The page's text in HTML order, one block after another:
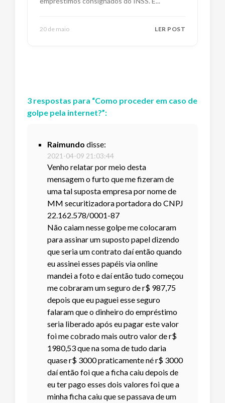
20 de maio LER POST
3 respostas para “Como proceder em caso de
golpe pela internet?”:
Raimundo disse:
2021-04-09 21:03:44
Venho relatar por meio desta
mensagem o furto que me fizeram de
uma tal suposta empresa por nome de
MM securitizadora portadora do CNPJ
22.162.578/0001-87
Não caiam nesse golpe me colocaram
para assinar um suposto papel dizendo
que seria um contrato daí então quando
eu assinei esses papéis via online
mandei a foto e daí então tudo começou
me cobraram um seguro de r$ 987,75
depois que eu paguei esse seguro
falaram que o dinheiro do empréstimo
seria liberado após eu pagar este valor
foi me cobrado mais outro valor de r$
1980,53 que na soma de tudo daria
quase r$ 3000 praticamente né r$ 3000
daí então foi que a ficha caiu depois de
eu ter pago esses dois valores foi que a
minha ficha caiu que se passava de um